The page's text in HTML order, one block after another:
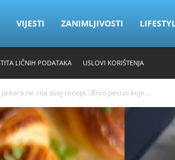
VIJESTI ZANIMLJIVOSTI
LIČNIH PODATAKA USLOVI KORIŠTENJA
pekara ne zna ovaj recept…Brzo pecivo koje...